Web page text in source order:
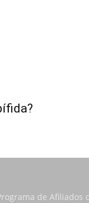
de Afiliados